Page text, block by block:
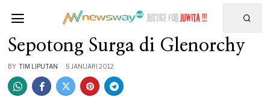
Sepotong Surga di Glenorchy
BY TIM LIPUTAN 5 JANUARI 2012